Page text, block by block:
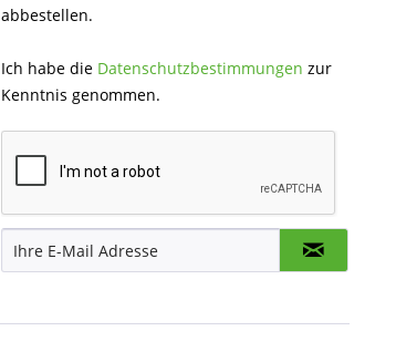
abbestellen.
Ich habe die Datenschutzbestimmungen zur
Kenntnis genommen.